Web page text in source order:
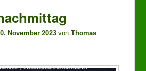
November 2023 vonThomas